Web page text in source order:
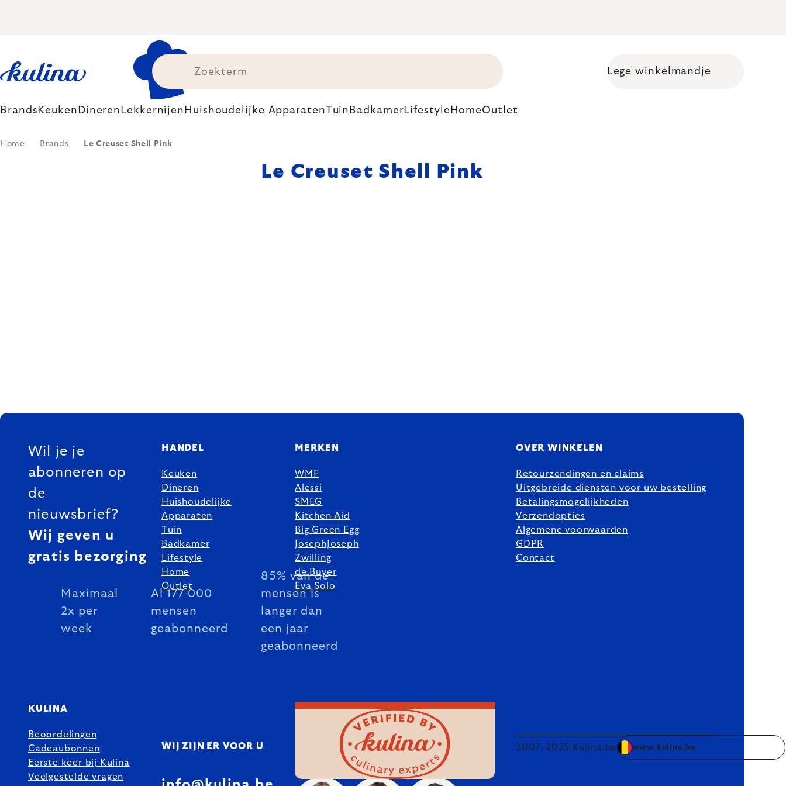
Shopping cart
Lege winkelmandje
Brands Keuken Dineren Lekkernijen Huishoudelijke ApparatenTuin BadkamerLifestyle HomeOutlet
Home Brands Le Creuset Shell Pink
Le Creuset Shell Pink
FOOTER
Wil je je
abonneren op
de
nieuwsbrief?
Wij geven u
gratis bezorging
Maximaal
2x per
week
Al 177 000
mensen
geabonneerd
85% van de
mensen is
langer dan
een jaar
geabonneerd
HANDEL
Keuken
Dineren
Huishoudelijke
Apparaten
Tuin
Badkamer
Lifestyle
Home
Outlet
MERKEN
WMF
Alessi
SMEG
Kitchen Aid
Big Green Egg
JosephJoseph
Zwilling
de Buyer
Eva Solo
OVER WINKELEN
Retourzendingen en claims
Uitgebreide diensten voor uw bestelling
Betalingsmogelijkheden
Verzendopties
Algemene voorwaarden
GDPR
Contact
KULINA
Beoordelingen
Cadeaubonnen
Eerste keer bij Kulina
Veelgestelde vragen
WIJ ZIJN ER VOOR U 2007–2025 Kulina.be www.kulina.be